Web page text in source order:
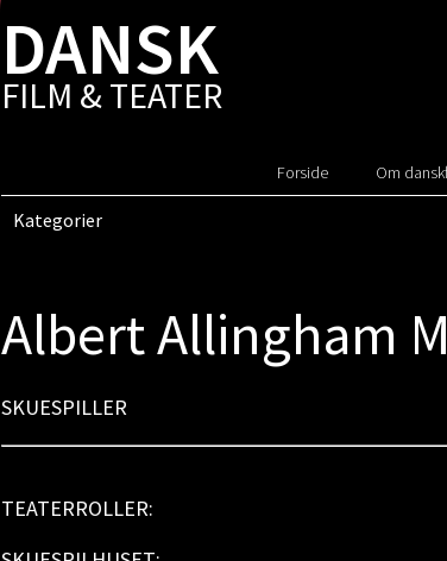
DANSK
FILM & TEATER
Forside Om
Kategorier
Albert Allingham
SKUESPILLER
TEATERROLLER: